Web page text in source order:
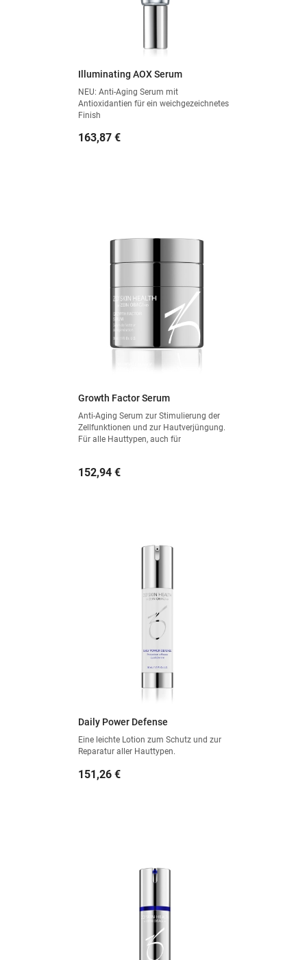
Illuminating AOX Serum
NEU: Anti-Aging Serum mit
Antioxidantien für ein weichgezeichnetes
Finish
Preis
163,87 €
Growth Factor Serum
Anti-Aging Serum zur Stimulierung der
Zellfunktionen und zur Hautverjüngung.
Für alle Hauttypen, auch für
Preis
152,94 €
Daily Power Defense
Eine leichte Lotion zum Schutz und zur
Reparatur aller Hauttypen.
Preis
151,26 €